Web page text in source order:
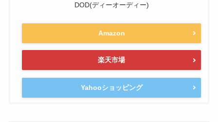
DOD(ディーオーディー)
Amazon
楽天市場
Yahooショッピング